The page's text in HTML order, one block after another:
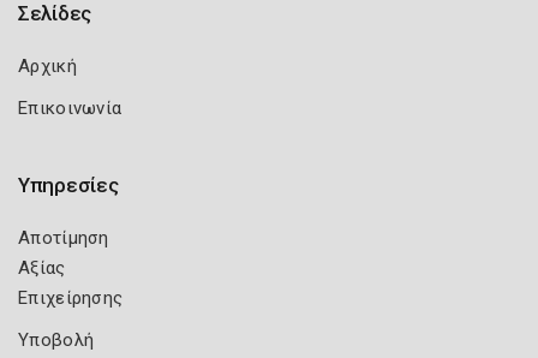
Σελίδες
Αρχική
Επικοινωνία
Υπηρεσίες
Αποτίμηση
Αξίας
Επιχείρησης
Υποβολή